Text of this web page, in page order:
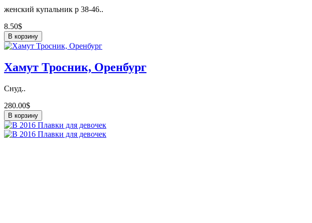
женский купальник р 38-46..
8.50$
В корзину
Хамут Тросник, Оренбург
Снуд..
280.00$
В корзину